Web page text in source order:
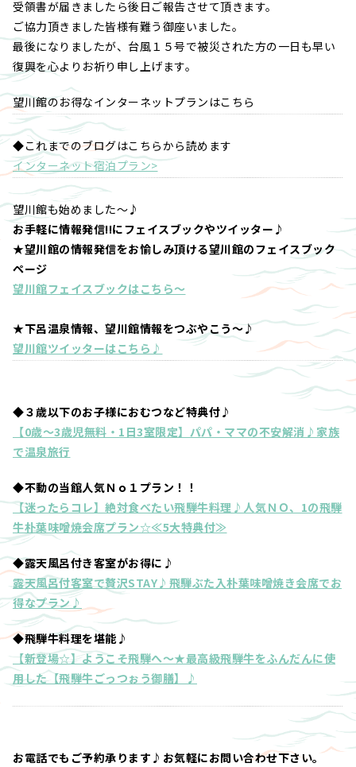
受領書が届きましたら後日ご報告させて頂きます。
ご協力頂きました皆様有難う御座いました。
最後になりましたが、台風１５号で被災された方の一日も早い
復興を心よりお祈り申し上げます。
望川館のお得なインターネットプランはこちら
◆これまでのブログはこちらから読めます
インターネット宿泊プラン>
望川館も始めました～♪
お手軽に情報発信!!にフェイスブックやツイッター♪
★望川館の情報発信をお愉しみ頂ける望川館のフェイスブック
ページ
望川館フェイスブックはこちら～
★下呂温泉情報、望川館情報をつぶやこう～♪
望川館ツイッターはこちら♪
◆３歳以下のお子様におむつなど特典付♪
【0歳～3歳児無料・1日3室限定】パパ・ママの不安解消♪家族
で温泉旅行
◆不動の当館人気Ｎｏ１プラン！！
【迷ったらコレ】絶対食べたい飛騨牛料理♪人気ＮＯ、1の飛騨
牛朴葉味噌焼会席プラン☆≪5大特典付≫
◆露天風呂付き客室がお得に♪
露天風呂付客室で贅沢STAY♪飛騨ぶた入朴葉味噌焼き会席でお
得なプラン♪
◆飛騨牛料理を堪能♪
【新登場☆】ようこそ飛騨へ～★最高級飛騨牛をふんだんに使
用した【飛騨牛ごっつぉう御膳】♪
お電話でもご予約承ります♪お気軽にお問い合わせ下さい。